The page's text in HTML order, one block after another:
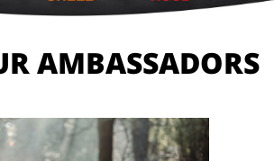
AMBASSADORS